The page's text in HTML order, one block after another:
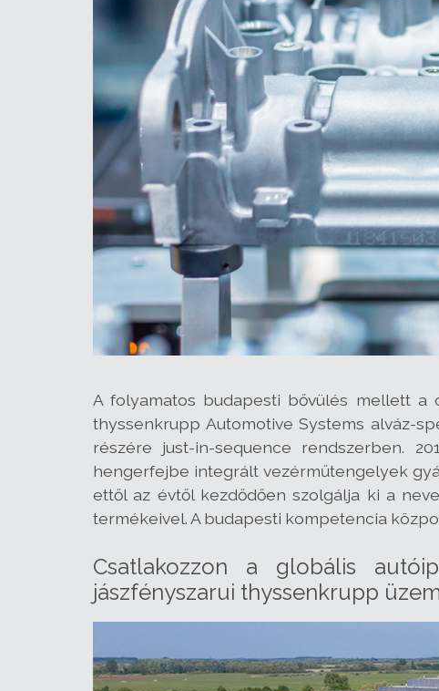
A folyamatos budapesti bővülés mellett a
thyssenkrupp Automotive Systems alváz-
részére just-in-sequence rendszerben.
hengerfejbe integrált vezérműtengelyek
ettől az évtől kezdődően szolgálja ki a
termékeivel. A budapesti kompetencia
Csatlakozzon a globális
jászfényszarui thyssenkrupp